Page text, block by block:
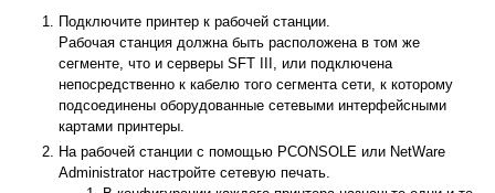
Подключите принтер к рабочей станции.
Рабочая станция должна быть расположена в том же
сегменте, что и серверы SFT III, или подключена
непосредственно к кабелю того сегмента сети, к которому
подсоединены оборудованные сетевыми интерфейсными
картами принтеры.
На рабочей станции с помощью PCONSOLE или NetWare
Administrator настройте сетевую печать.